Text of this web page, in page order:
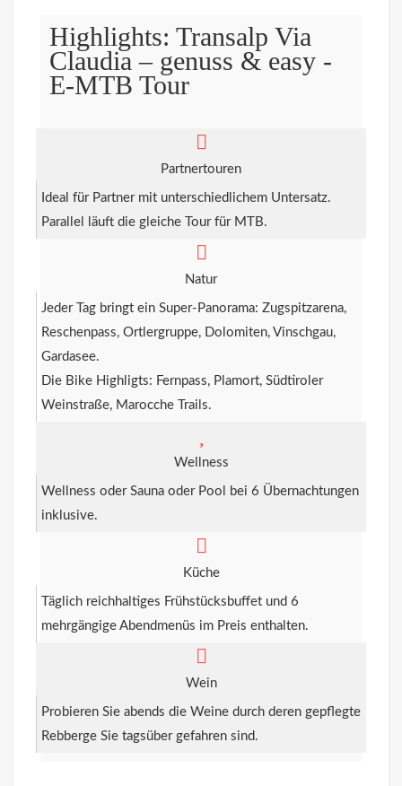
Highlights: Transalp Via
Claudia – genuss & easy -
E-MTB Tour
Partnertouren
Ideal für Partner mit unterschiedlichem Untersatz.
Parallel läuft die gleiche Tour für MTB.
Natur
Jeder Tag bringt ein Super-Panorama: Zugspitzarena,
Reschenpass, Ortlergruppe, Dolomiten, Vinschgau,
Gardasee.
Die Bike Highligts: Fernpass, Plamort, Südtiroler
Weinstraße, Marocche Trails.
Wellness
Wellness oder Sauna oder Pool bei 6 Übernachtungen
inklusive.
Küche
Täglich reichhaltiges Frühstücksbuffet und 6
mehrgängige Abendmenüs im Preis enthalten.
Wein
Probieren Sie abends die Weine durch deren gepflegte
Rebberge Sie tagsüber gefahren sind.